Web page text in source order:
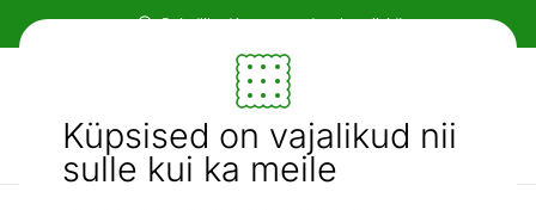
Küpsised on vajalikud nii
sulle kui ka meile
Paindlikud ja mugavad makseviisid!
Mööbel ja sisustus - ON24
Otsi...
AI otsing